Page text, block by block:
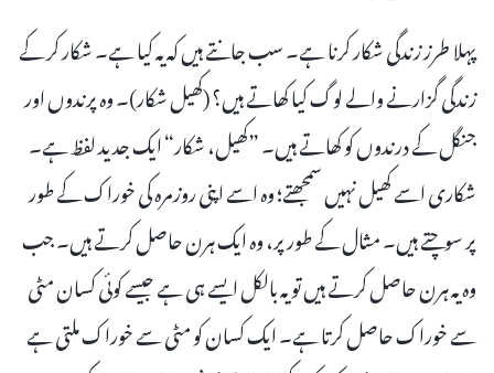
پہلا طرز زندگی شکار کرنا ہے۔ سب جانتے ہیں کہ یہ کیا ہے۔ شکار کر کے
زندگی گزارنے والے لوگ کیا کھاتے ہیں؟ (کھیل شکار)۔ وہ پرندوں اور
جنگل کے درندوں کو کھاتے ہیں۔ ”کھیل، شکار“ ایک جدید لفظ ہے۔
شکاری اسے کھیل نہیں سمجھتے؛ وہ اسے اپنی روزمرہ کی خوراک کے طور
پر سوچتے ہیں۔ مثال کے طور پر، وہ ایک ہرن حاصل کرتے ہیں۔ جب
وہ یہ ہرن حاصل کرتے ہیں تو یہ بالکل ایسے ہی ہے جیسے کوئی کسان مٹی
سے خوراک حاصل کرتا ہے۔ ایک کسان کو مٹی سے خوراک ملتی ہے